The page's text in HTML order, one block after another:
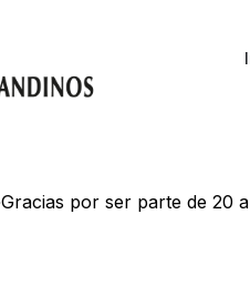
Gracias por ser parte de 20